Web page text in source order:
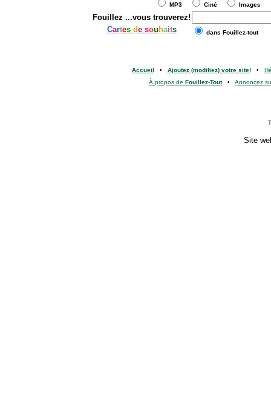
MP3 Ciné Images
Fouillez ...vous trouverez!
Cartes de sou haits dans Fouillez-tout
Accueil • Ajoutez (modifiez) votre site!•
À propos de Fouillez-Tout• Annoncez
Site